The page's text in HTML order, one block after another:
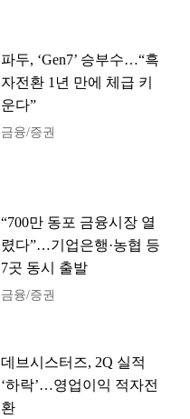
파두, ‘Gen7’ 승부수…“흑
자전환 1년 만에 체급 키
운다”
금융/증권
“700만 동포 금융시장 열
렸다”…기업은행·농협 등
7곳 동시 출발
금융/증권
데브시스터즈, 2Q 실적
‘하락’…영업이익 적자전
환